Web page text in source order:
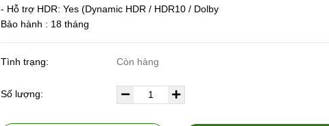
- Hỗ trợ HDR: Yes (Dynamic HDR / HDR10 / Dolby
Bảo hành : 18 tháng
Tình trạng: Còn hàng
Số lượng: